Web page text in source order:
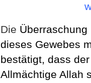
Die
dieses Gewebes
bestätigt, dass
Allmächtige Allah